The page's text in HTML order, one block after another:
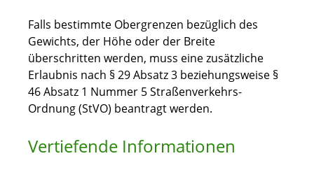
Falls bestimmte Obergrenzen bezüglich des
Gewichts, der Höhe oder der Breite
überschritten werden, muss eine zusätzliche
Erlaubnis nach § 29 Absatz 3 beziehungsweise §
46 Absatz 1 Nummer 5 Straßenverkehrs-
Ordnung (StVO) beantragt werden.
Vertiefende Informationen